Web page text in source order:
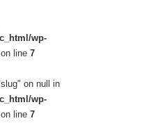
wp-
on line 7
on null in
wp-
on line 7